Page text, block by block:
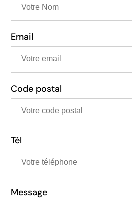
Email
Code postal
Tél
Message